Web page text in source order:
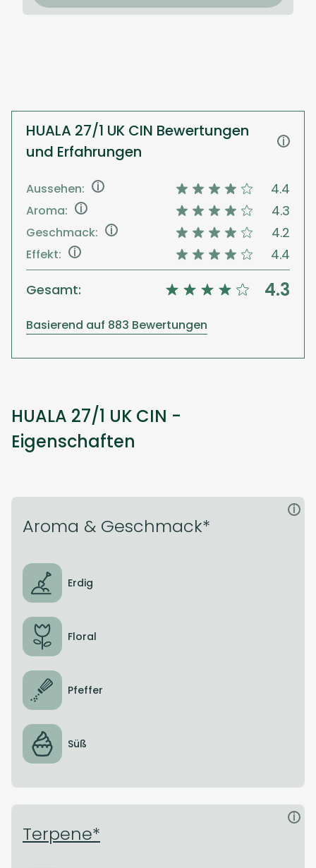
HUALA 27/1 UK CIN Bewertungen
und Erfahrungen
i
Aussehen: i 4.4
Aroma: i 4.3
Geschmack: i 4.2
Effekt: i
4.4
Gesamt:
4.3
Basierend auf 883 Bewertungen
HUALA 27/1 UK CIN -
Eigenschaften
Aroma & Geschmack*
i
Erdig
Floral
Pfeffer
Süß
Terpene*
i